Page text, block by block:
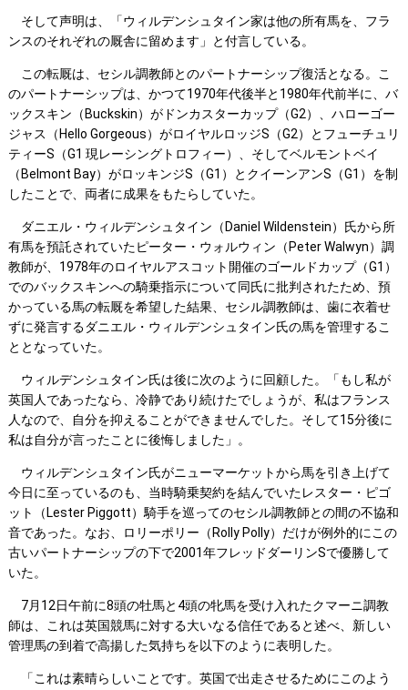
そして声明は、「ウィルデンシュタイン家は他の所有馬を、フラ
ンスのそれぞれの厩舎に留めます」と付言している。
この転厩は、セシル調教師とのパートナーシップ復活となる。こ
のパートナーシップは、かつて1970年代後半と1980年代前半に、バ
ックスキン（Buckskin）がドンカスターカップ（G2）、ハローゴー
ジャス（Hello Gorgeous）がロイヤルロッジS（G2）とフューチュリ
ティーS（G1 現レーシングトロフィー）、そしてベルモントベイ
（Belmont Bay）がロッキンジS（G1）とクイーンアンS（G1）を制
したことで、両者に成果をもたらしていた。
ダニエル・ウィルデンシュタイン（Daniel Wildenstein）氏から所
有馬を預託されていたピーター・ウォルウィン（Peter Walwyn）調
教師が、1978年のロイヤルアスコット開催のゴールドカップ（G1）
でのバックスキンへの騎乗指示について同氏に批判されたため、預
かっている馬の転厩を希望した結果、セシル調教師は、歯に衣着せ
ずに発言するダニエル・ウィルデンシュタイン氏の馬を管理するこ
ととなっていた。
ウィルデンシュタイン氏は後に次のように回顧した。「もし私が
英国人であったなら、冷静であり続けたでしょうが、私はフランス
人なので、自分を抑えることができませんでした。そして15分後に
私は自分が言ったことに後悔しました」。
ウィルデンシュタイン氏がニューマーケットから馬を引き上げて
今日に至っているのも、当時騎乗契約を結んでいたレスター・ピゴ
ット（Lester Piggott）騎手を巡ってのセシル調教師との間の不協和
音であった。なお、ロリーポリー（Rolly Polly）だけが例外的にこの
古いパートナーシップの下で2001年フレッドダーリンSで優勝して
いた。
7月12日午前に8頭の牡馬と4頭の牝馬を受け入れたクマーニ調教
師は、これは英国競馬に対する大いなる信任であると述べ、新しい
管理馬の到着で高揚した気持ちを以下のように表明した。
「これは素晴らしいことです。英国で出走させるためにこのよう